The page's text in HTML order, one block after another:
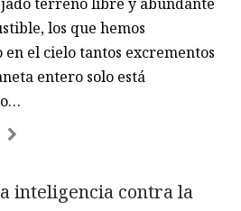
los que hemos
en el cielo tantos excrementos
entero solo está
inteligencia contra la